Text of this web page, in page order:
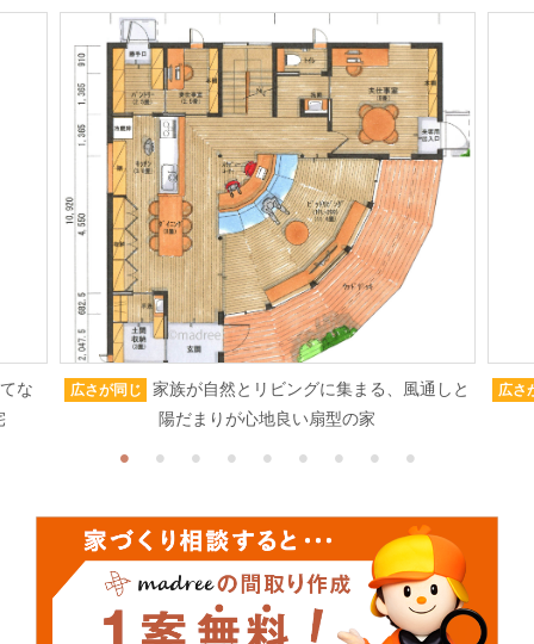
な
広さが同じ
家族が自然とリビングに集まる、風通しと
陽だまりが心地良い扇型の家
広さ